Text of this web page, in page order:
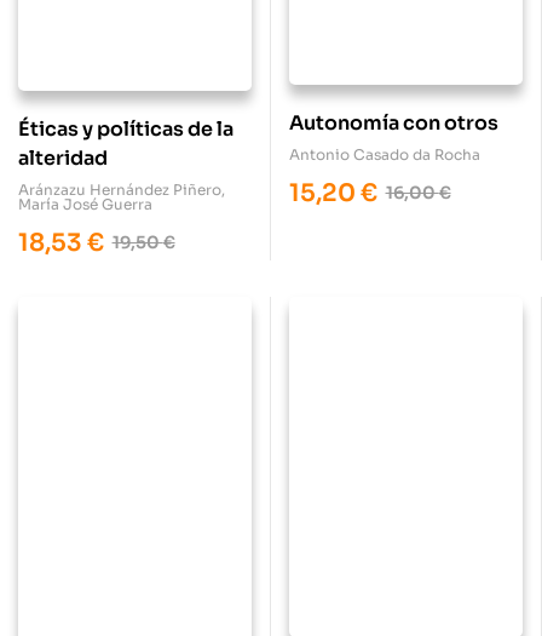
Éticas y políticas de la
alteridad
Aránzazu Hernández Piñero,
María José Guerra
19,50€
18,53 €
Autonomía con otros
Antonio Casado da Rocha
16,00€
15,20 €